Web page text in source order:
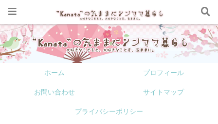
ホーム プロフィール
お問い合わせ サイトマップ
プライバシーポリシー